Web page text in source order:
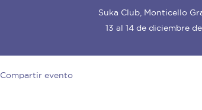
Suka Club, Monticello
13 al 14 de diciembre
Compartir evento